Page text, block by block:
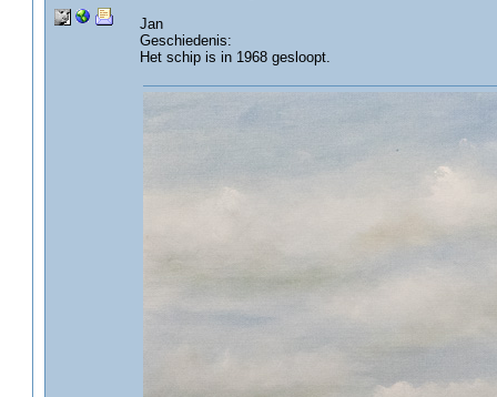
Jan
Geschiedenis:
Het schip is in 1968 gesloopt.